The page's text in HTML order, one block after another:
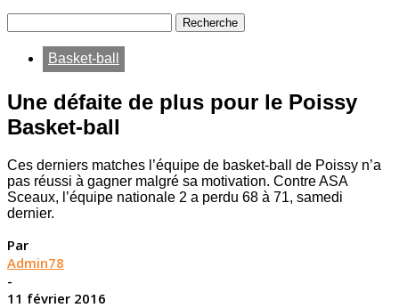
Basket-ball
Une défaite de plus pour le Poissy
Basket-ball
Ces derniers matches l’équipe de basket-ball de Poissy n’a
pas réussi à gagner malgré sa motivation. Contre ASA
Sceaux, l’équipe nationale 2 a perdu 68 à 71, samedi
dernier.
Par
Admin78
-
11 février 2016